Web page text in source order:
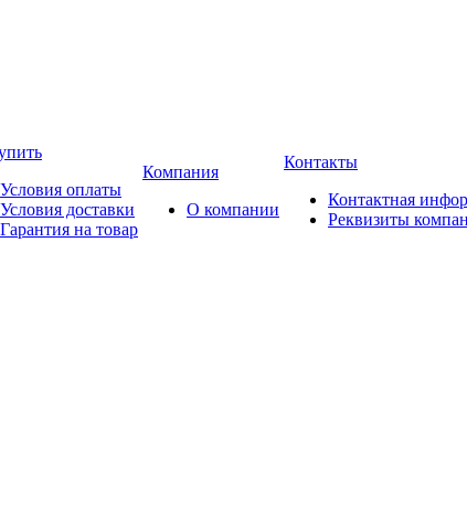
Условия оплаты
Условия доставки
Гарантия на товар
Компания
О компании
Контакты
Контактная
Реквизиты